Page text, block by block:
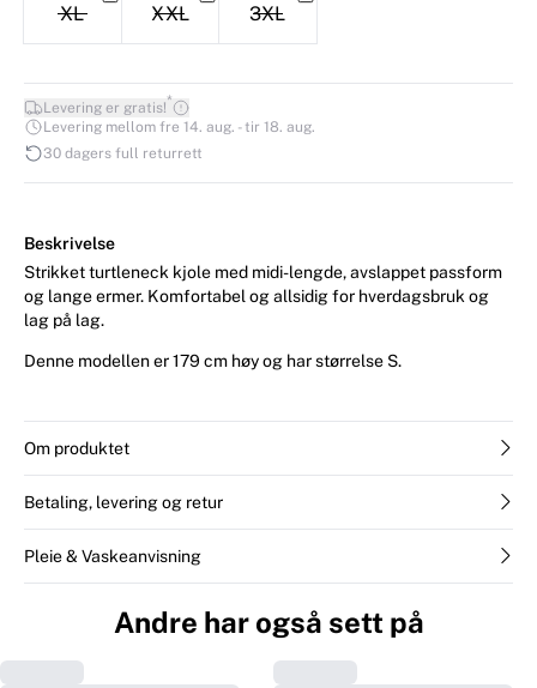
XL XXL 3XL
Levering er gratis!*
Levering mellom fre 14. aug. - tir 18. aug.
30 dagers full returrett
Beskrivelse
Strikket turtleneck kjole med midi-lengde, avslappet passform
og lange ermer. Komfortabel og allsidig for hverdagsbruk og
lag på lag.
Denne modellen er 179 cm høy og har størrelse S.
Om produktet
Betaling, levering og retur
Pleie & Vaskeanvisning
Andre har også sett på